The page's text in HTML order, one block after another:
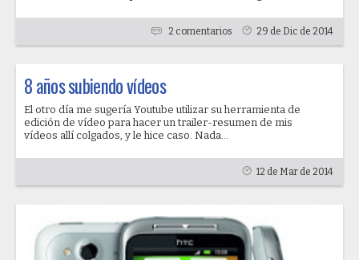
2 comentarios 29 de Dic de 2014
8 años subiendo vídeos
El otro día me sugería Youtube utilizar su herramienta de
edición de vídeo para hacer un trailer-resumen de mis
vídeos allí colgados, y le hice caso. Nada...
12 de Mar de 2014